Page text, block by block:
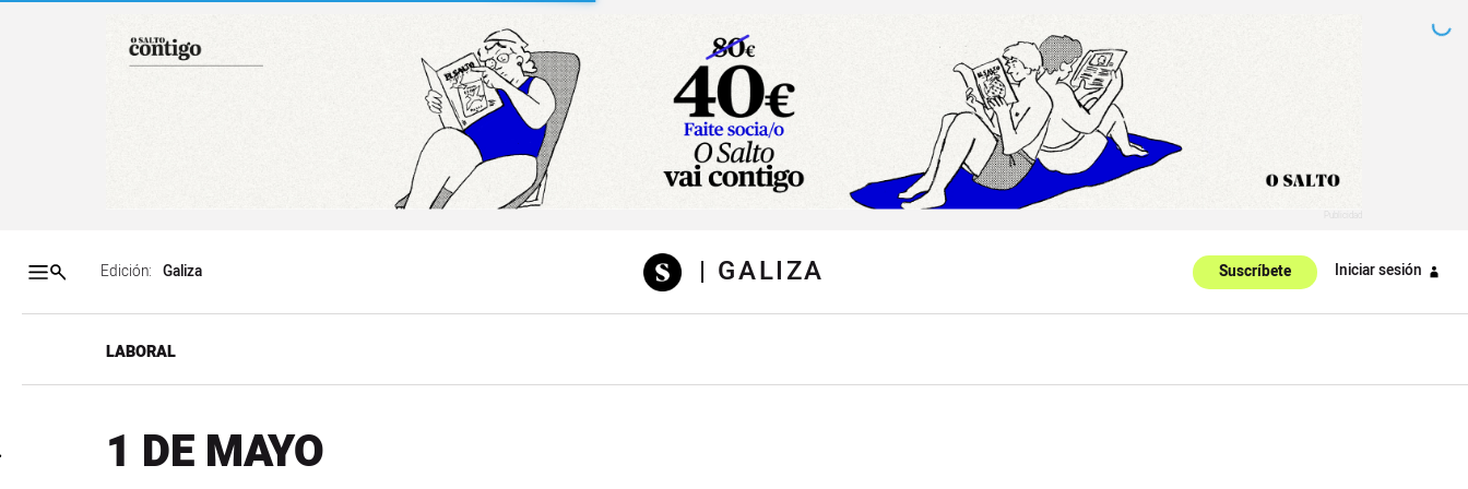
Accesibilidad
Edición: | GALIZA Suscríbete Iniciar sesión
LABORAL
1 DE MAYO